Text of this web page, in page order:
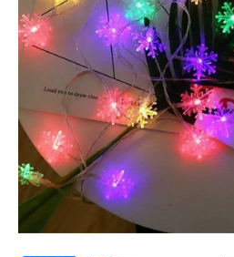
besten
Preis